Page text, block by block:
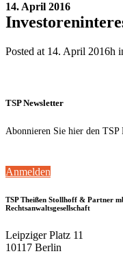
14. April 2016
Posted at 14. April 2016h
TSP Newsletter
Abonnieren Sie hier den TSP
Anmelden
TSP Theißen Stollhoff & Partner
Rechtsanwaltsgesellschaft
Leipziger Platz 11
10117 Berlin